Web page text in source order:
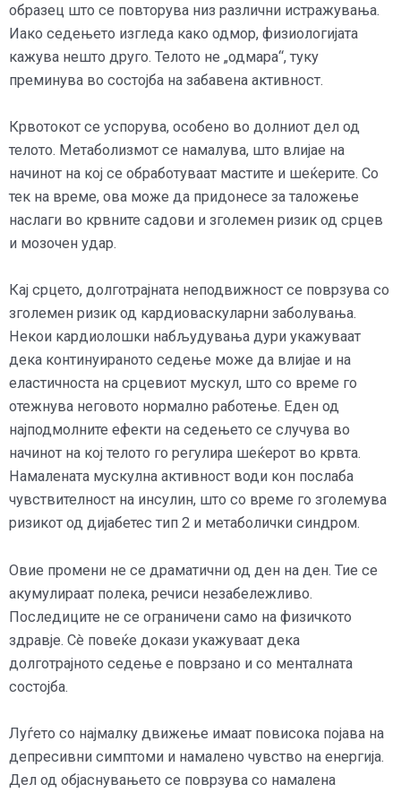
образец што се повторува низ различни истражувања.
Иако седењето изгледа како одмор, физиологијата
кажува нешто друго. Телото не „одмара“, туку
преминува во состојба на забавена активност.
Крвотокот се успорува, особено во долниот дел од
телото. Метаболизмот се намалува, што влијае на
начинот на кој се обработуваат мастите и шеќерите. Со
тек на време, ова може да придонесе за таложење
наслаги во крвните садови и зголемен ризик од срцев
и мозочен удар.
Кај срцето, долготрајната неподвижност се поврзува со
зголемен ризик од кардиоваскуларни заболувања.
Некои кардиолошки набљудувања дури укажуваат
дека континуираното седење може да влијае и на
еластичноста на срцевиот мускул, што со време го
отежнува неговото нормално работење. Еден од
најподмолните ефекти на седењето се случува во
начинот на кој телото го регулира шеќерот во крвта.
Намалената мускулна активност води кон послаба
чувствителност на инсулин, што со време го зголемува
ризикот од дијабетес тип 2 и метаболички синдром.
Овие промени не се драматични од ден на ден. Тие се
акумулираат полека, речиси незабележливо.
Последиците не се ограничени само на физичкото
здравје. Сè повеќе докази укажуваат дека
долготрајното седење е поврзано и со менталната
состојба.
Луѓето со најмалку движење имаат повисока појава на
депресивни симптоми и намалено чувство на енергија.
Дел од објаснувањето се поврзува со намалена